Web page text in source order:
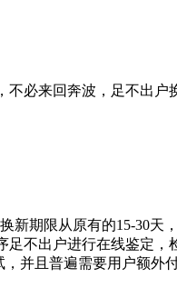
必来回奔波，足不出户
新期限从原有的15-30天
不出户进行在线鉴定，
并且普遍需要用户额外